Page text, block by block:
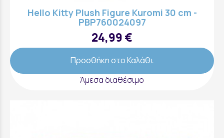
Hello Kitty Plush Figure Kuromi 30 cm -
PBP760024097
24,99 €
Προσθήκη στο Καλάθι
Άμεσα διαθέσιμο